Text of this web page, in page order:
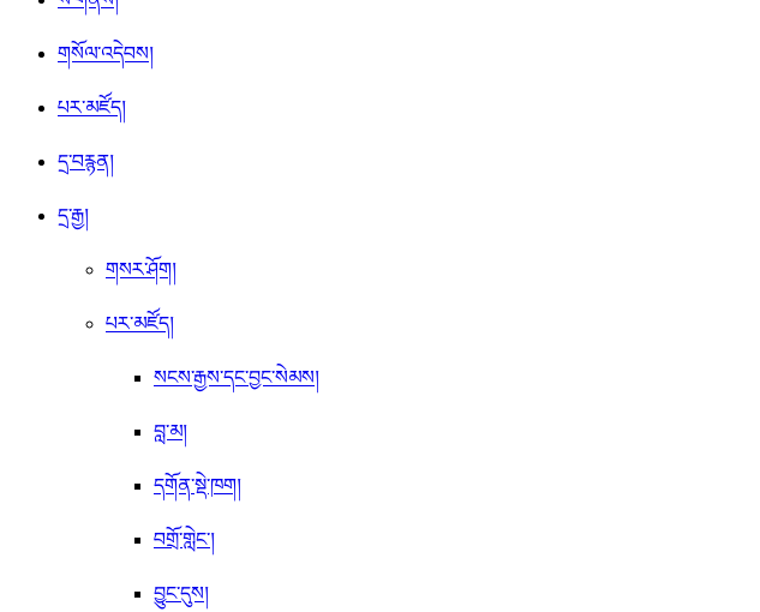
གསོལ་འདེབས།
པར་མཛོད།
དྲ་བརྙན།
དྲ་རྒྱ།
གསར་ཤོག།
པར་མཛོད།
སངས་རྒྱས་དང་བྱང་སེམས།
བླ་མ།
དགོན་སྡེ་ཁག།
བགྲོ་གླེང་།
བྱུང་དུས།